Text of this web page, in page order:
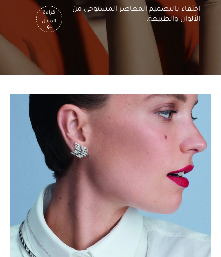
احتفاء بالتصميم المعاصر المستوحى من
الألوان والطبيعة.
قراءة
المقال